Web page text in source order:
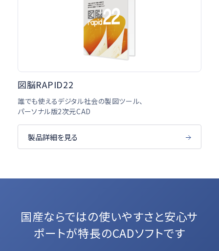
図脳RAPID22
誰でも使えるデジタル社会の製図ツール、
パーソナル版2次元CAD
製品詳細を見る
国産ならではの使いやすさと安心サ
ポートが特長のCADソフトです